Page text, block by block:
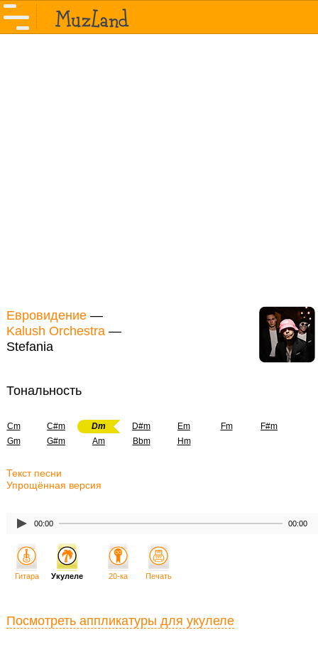
Евровидение —
Kalush Orchestra —
Stefania
Тональность
Cm C#m Dm D#m Em Fm
F#m
Gm
G#m Am Bbm Hm
Текст песни
Упрощённая версия
00:00 00:00
Гитара Укулеле 20-ка Печать
Посмотреть аппликатуры для укулеле